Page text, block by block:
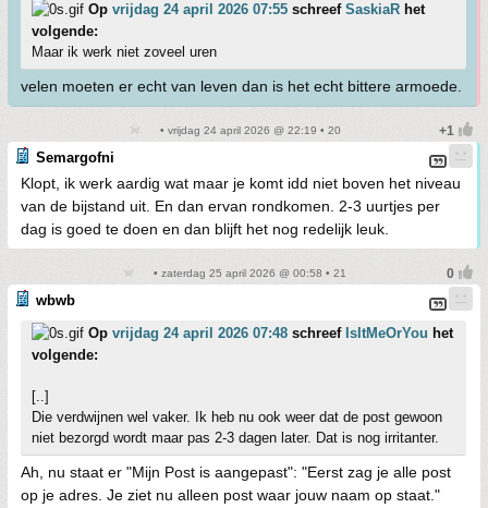
Op vrijdag 24 april 2026 07:55 schreef SaskiaR het
volgende:
Maar ik werk niet zoveel uren
velen moeten er echt van leven dan is het echt bittere armoede.
• vrijdag 24 april 2026 @ 22:19 • 20
Semargofni
Klopt, ik werk aardig wat maar je komt idd niet boven het niveau
van de bijstand uit. En dan ervan rondkomen. 2-3 uurtjes per
dag is goed te doen en dan blijft het nog redelijk leuk.
• zaterdag 25 april 2026 @ 00:58 • 21
wbwb
Op vrijdag 24 april 2026 07:48 schreef IsItMeOrYou het
volgende:
[..]
Die verdwijnen wel vaker. Ik heb nu ook weer dat de post gewoon
niet bezorgd wordt maar pas 2-3 dagen later. Dat is nog irritanter.
Ah, nu staat er "Mijn Post is aangepast": "Eerst zag je alle post
op je adres. Je ziet nu alleen post waar jouw naam op staat."